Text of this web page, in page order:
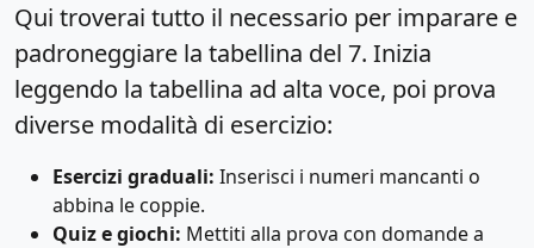
Qui troverai tutto il necessario per imparare e
padroneggiare la tabellina del 7. Inizia
leggendo la tabellina ad alta voce, poi prova
diverse modalità di esercizio:
Esercizi graduali: Inserisci i numeri mancanti o
abbina le coppie.
Quiz e giochi: Mettiti alla prova con domande a